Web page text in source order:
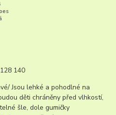
140
Jsou lehké a pohodlné na
děti chráněny před vlhkostí,
šle, dole gumičky